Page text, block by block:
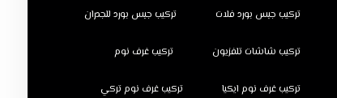
تركيب جبس بورد فلات تركيب جبس بورد للجدران
تركيب شاشات تلفزيون تركيب غرف نوم
تركيب غرف نوم ايكيا تركيب غرف نوم تركي